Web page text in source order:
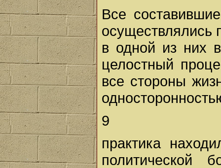
Все
осуществлялись
в одной из них
целостный
все стороны
9
практика
политической